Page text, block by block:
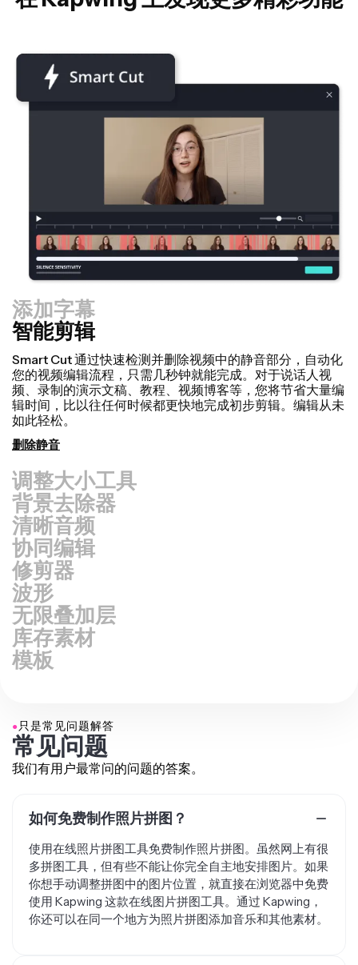
添加字幕
智能剪辑
调整大小工具
背景去除器
清晰音频
协同编辑
修剪器
波形
无限叠加层
库存素材
模板
常见问题
我们有用户最常问的问题的答案。
多拼图工具，但有些不能让你完全自主地安排图片。如果
你想手动调整拼图中的图片位置，就直接在浏览器中免费
使用 Kapwing 这款在线图片拼图工具。通过 Kapwing，
你还可以在同一个地方为照片拼图添加音乐和其他素材。